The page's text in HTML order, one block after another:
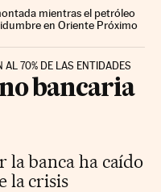
mientras el petróleo
en Oriente Próximo
AL 70% DE LAS ENTIDADES
bancaria
la banca ha caído
la crisis